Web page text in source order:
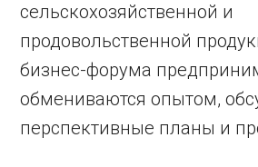
сельскохозяйственной и
продовольственной
бизнес-форума
обмениваются опытом,
перспективные планы и